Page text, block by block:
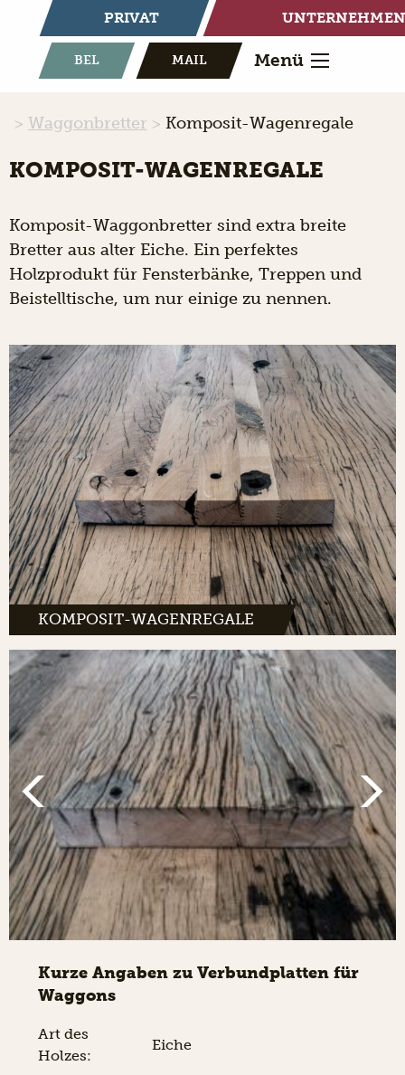
PRIVAT UNTERNEHMEN
BEL MAIL Menü
Waggonbretter Komposit-Wagenregale
KOMPOSIT-WAGENREGALE
Komposit-Waggonbretter sind extra breite
Bretter aus alter Eiche. Ein perfektes
Holzprodukt für Fensterbänke, Treppen und
Beistelltische, um nur einige zu nennen.
KOMPOSIT-WAGENREGALE
Kurze Angaben zu Verbundplatten für
Waggons
Art des
Holzes:
Eiche